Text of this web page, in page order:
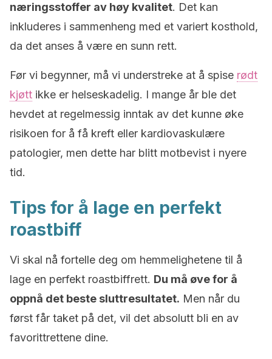
næringsstoffer av høy kvalitet. Det kan
inkluderes i sammenheng med et variert kosthold,
da det anses å være en sunn rett.
Før vi begynner, må vi understreke at å spise rødt
kjøtt ikke er helseskadelig. I mange år ble det
hevdet at regelmessig inntak av det kunne øke
risikoen for å få kreft eller kardiovaskulære
patologier, men dette har blitt motbevist i nyere
tid.
Tips for å lage en perfekt
roastbiff
Vi skal nå fortelle deg om hemmelighetene til å
lage en perfekt roastbiffrett. Du må øve for å
oppnå det beste sluttresultatet. Men når du
først får taket på det, vil det absolutt bli en av
favorittrettene dine.